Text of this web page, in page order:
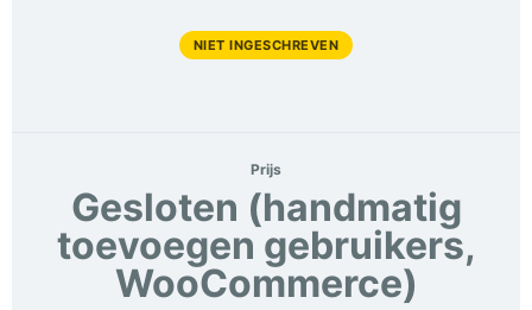
NIET INGESCHREVEN
Prijs
Gesloten (handmatig
toevoegen gebruikers,
WooCommerce)